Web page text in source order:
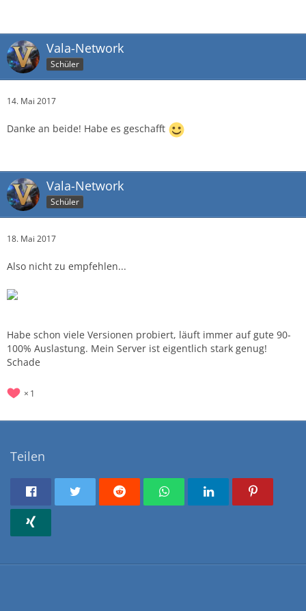
Vala-Network
Schüler
14. Mai 2017
Danke an beide! Habe es geschafft
Vala-Network
Schüler
18. Mai 2017
Also nicht zu empfehlen...
Habe schon viele Versionen probiert, läuft immer auf gute 90-
100% Auslastung. Mein Server ist eigentlich stark genug!
Schade
1
Teilen